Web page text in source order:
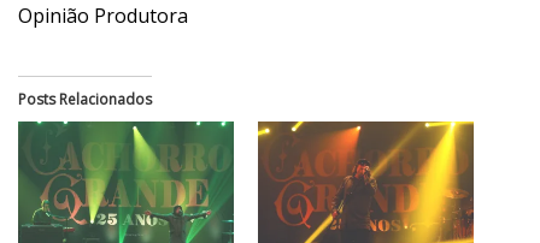
Opinião Produtora
Posts Relacionados